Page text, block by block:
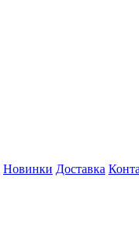
Новинки Доставка